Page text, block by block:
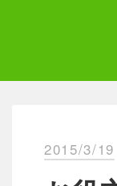
2015/3/19